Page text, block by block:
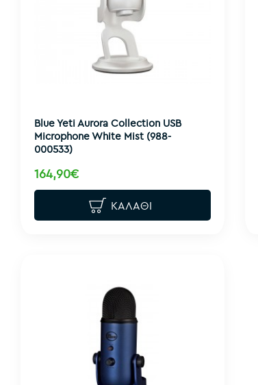
Blue Yeti Aurora Collection USB
Microphone White Mist (988-
000533)
164,90€
ΚΑΛΆΘΙ